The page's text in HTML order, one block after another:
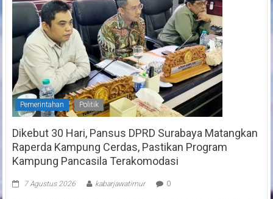
Pemerintahan Politik
Dikebut 30 Hari, Pansus DPRD Surabaya Matangkan
Raperda Kampung Cerdas, Pastikan Program
Kampung Pancasila Terakomodasi
7 Agustus 2026 kabarjawatimur 0